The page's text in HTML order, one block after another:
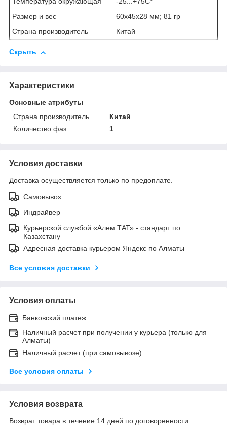
Размер и вес
60х45х28 мм; 81 гр
Страна производитель
Китай
Скрыть
Характеристики
Основные атрибуты
Страна производитель
Китай
Количество фаз
1
Условия доставки
Доставка осуществляется только по предоплате.
Самовывоз
Индрайвер
Курьерской службой «Алем ТАТ» - стандарт по
Казахстану
Адресная доставка курьером Яндекс по Алматы
Все условия доставки
Условия оплаты
Банковский платеж
Наличный расчет при получении у курьера (только для
Алматы)
Наличный расчет (при самовывозе)
Все условия оплаты
Условия возврата
Возврат товара в течение 14 дней по договоренности